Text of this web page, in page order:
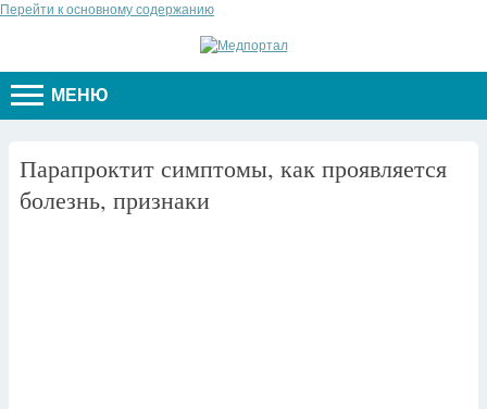
Перейти к основному содержанию
МЕНЮ
Парапроктит симптомы, как проявляется
болезнь, признаки